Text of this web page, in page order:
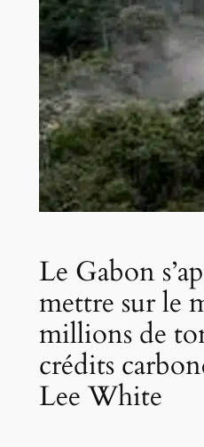
Le Gabon
mettre sur le
millions de
crédits
Lee White